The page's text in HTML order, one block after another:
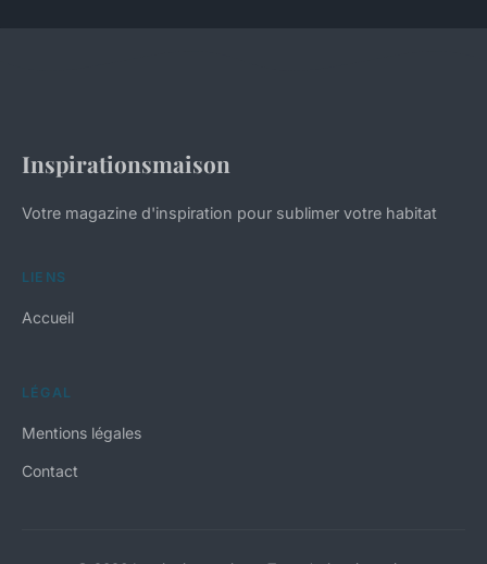
Inspirationsmaison
Votre magazine d'inspiration pour sublimer votre habitat
LIENS
Accueil
LÉGAL
Mentions légales
Contact